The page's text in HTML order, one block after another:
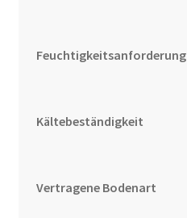
Feuchtigkeitsanforderung
Kältebeständigkeit
Vertragene Bodenart